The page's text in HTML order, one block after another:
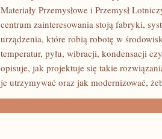
Materiały Przemysłowe i Przemysł
centrum zainteresowania stoją fabryki,
urządzenia, które robią robotę w
temperatur, pyłu, wibracji, kondensacji
opisuje, jak projektuje się takie
je utrzymywać oraz jak modernizować,